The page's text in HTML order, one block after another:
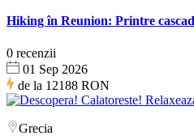
Hiking în Reunion: Printre
0 recenzii
01 Sep 2026
de la 12188 RON
Grecia